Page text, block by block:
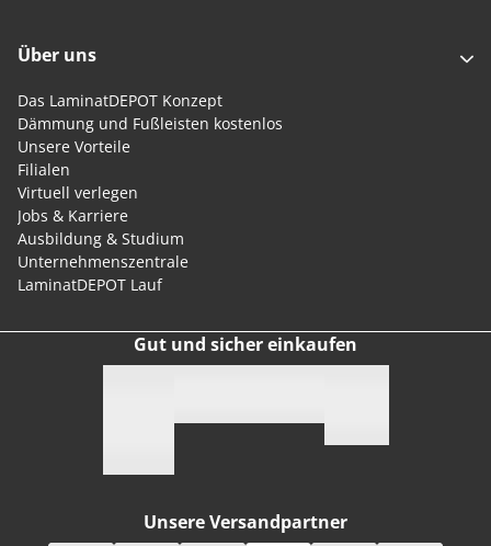
Über uns
Das LaminatDEPOT Konzept
Dämmung und Fußleisten kostenlos
Unsere Vorteile
Filialen
Virtuell verlegen
Jobs & Karriere
Ausbildung & Studium
Unternehmenszentrale
LaminatDEPOT Lauf
Gut und sicher einkaufen
Unsere Versandpartner